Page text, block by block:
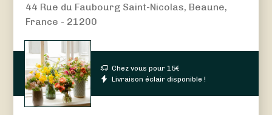
44 Rue du Faubourg Saint-Nicolas, Beaune,
France - 21200
Chez vous pour15€
Livraison éclair disponible !